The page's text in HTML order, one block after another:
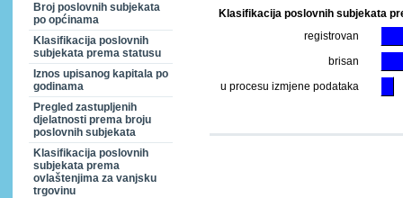
Broj poslovnih subjekata
po općinama
Klasifikacija poslovnih
subjekata prema statusu
Iznos upisanog kapitala po
godinama
Pregled zastupljenih
djelatnosti prema broju
poslovnih subjekata
Klasifikacija poslovnih
subjekata prema
ovlaštenjima za vanjsku
trgovinu
Klasifikacija poslovnih subjekata
registrovan
brisan
u procesu izmjene podataka